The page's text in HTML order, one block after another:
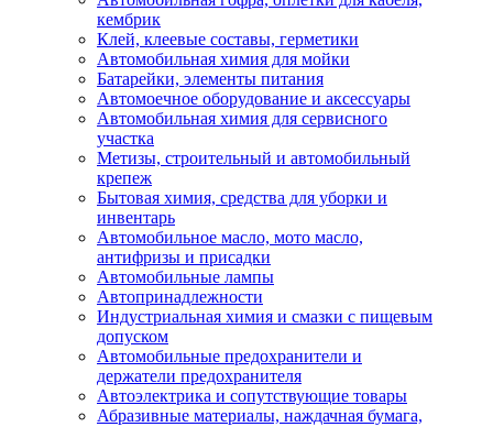
кембрик
Клей, клеевые составы, герметики
Автомобильная химия для мойки
Батарейки, элементы питания
Автомоечное оборудование и аксессуары
Автомобильная химия для сервисного
участка
Метизы, строительный и автомобильный
крепеж
Бытовая химия, средства для уборки и
инвентарь
Автомобильное масло, мото масло,
антифризы и присадки
Автомобильные лампы
Автопринадлежности
Индустриальная химия и смазки с пищевым
допуском
Автомобильные предохранители и
держатели предохранителя
Автоэлектрика и сопутствующие товары
Абразивные материалы, наждачная бумага,